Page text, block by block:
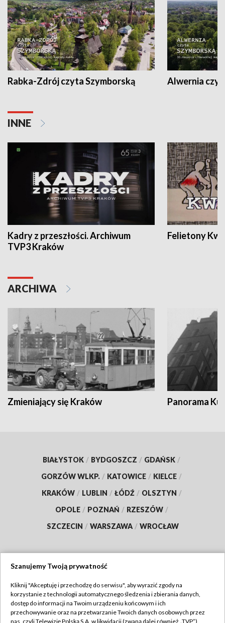
Rabka-Zdrój czyta Szymborską Alwernia
INNE
Kadry z przeszłości. Archiwum
TVP3 Kraków
Felietony
ARCHIWA
Zmieniający się Kraków Panorama
BIAŁYSTOK / BYDGOSZCZ / GDAŃSK /
GORZÓW WLKP. / KATOWICE / KIELCE /
KRAKÓW / LUBLIN / ŁÓDŹ / OLSZTYN /
OPOLE / POZNAŃ / RZESZÓW /
SZCZECIN / WARSZAWA / WROCŁAW
TVP
Abonament TVP
Regulamin TVP
Szanujemy Twoją prywatność
Kliknij "Akceptuję i przechodzę do serwisu", aby wyrazić zgody na
korzystanie z technologii automatycznego śledzenia i zbierania danych,
dostęp do informacji na Twoim urządzeniu końcowym i ich
przechowywanie oraz na przetwarzanie Twoich danych osobowych przez
nas, czyli Telewizję Polską S.A. w likwidacji (zwaną dalej również „TVP”),